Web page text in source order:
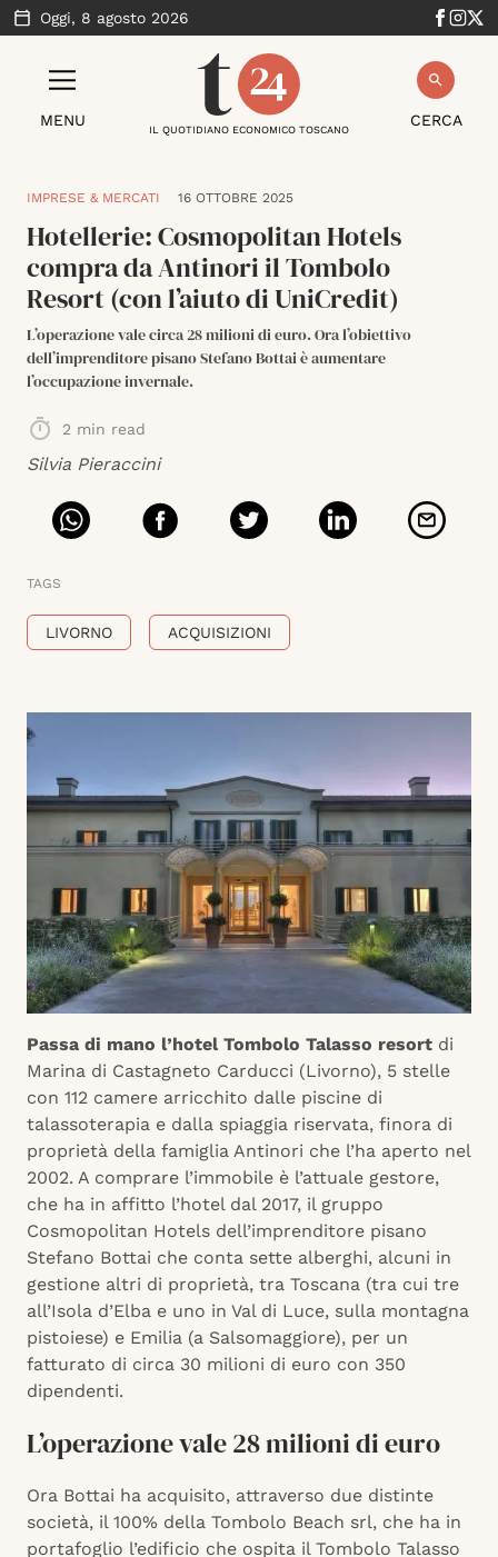
Oggi, 8 agosto 2026
MENU CERCA
IL QUOTIDIANO ECONOMICO TOSCANO
IMPRESE & MERCATI 16 OTTOBRE 2025
Hotellerie: Cosmopolitan Hotels
compra da Antinori il Tombolo
Resort (con l’aiuto di UniCredit)
L’operazione vale circa 28 milioni di euro. Ora l’obiettivo
dell’imprenditore pisano Stefano Bottai è aumentare
l’occupazione invernale.
2 min read
Silvia Pieraccini
TAGS
LIVORNO ACQUISIZIONI
Passa di mano l’hotel Tombolo Talasso resort di
Marina di Castagneto Carducci (Livorno), 5 stelle
con 112 camere arricchito dalle piscine di
talassoterapia e dalla spiaggia riservata, finora di
proprietà della famiglia Antinori che l’ha aperto nel
2002. A comprare l’immobile è l’attuale gestore,
che ha in affitto l’hotel dal 2017, il gruppo
Cosmopolitan Hotels dell’imprenditore pisano
Stefano Bottai che conta sette alberghi, alcuni in
gestione altri di proprietà, tra Toscana (tra cui tre
all’Isola d’Elba e uno in Val di Luce, sulla montagna
pistoiese) e Emilia (a Salsomaggiore), per un
fatturato di circa 30 milioni di euro con 350
dipendenti.
L’operazione vale 28 milioni di euro
Ora Bottai ha acquisito, attraverso due distinte
società, il 100% della Tombolo Beach srl, che ha in
portafoglio l’edificio che ospita il Tombolo Talasso